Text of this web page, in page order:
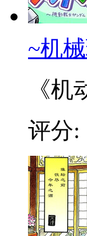
~机
《
评分: